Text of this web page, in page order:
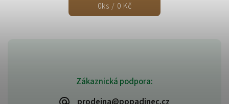
Zákaznická podpora:
0ks / 0 Kč